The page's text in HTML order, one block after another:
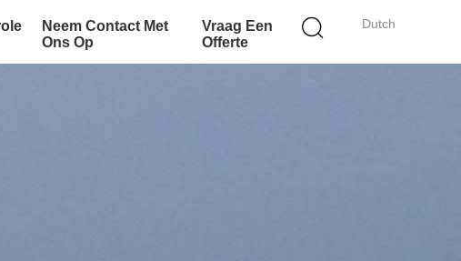
Dutch
Neem Contact Met
Ons Op
Vraag Een
Offerte